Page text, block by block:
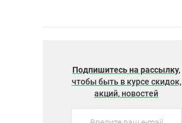
Подпишитесь на рассылку,
чтобы быть в курсе скидок,
акций, новостей